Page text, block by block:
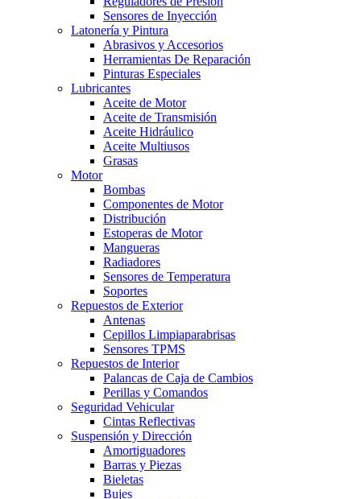
Sensores de Inyección
Latonería y Pintura
Abrasivos y Accesorios
Herramientas De Reparación
Pinturas Especiales
Lubricantes
Aceite de Motor
Aceite de Transmisión
Aceite Hidráulico
Aceite Multiusos
Grasas
Motor
Bombas
Componentes de Motor
Distribución
Estoperas de Motor
Mangueras
Radiadores
Sensores de Temperatura
Soportes
Repuestos de Exterior
Antenas
Cepillos Limpiaparabrisas
Sensores TPMS
Repuestos de Interior
Palancas de Caja de Cambios
Perillas y Comandos
Seguridad Vehicular
Cintas Reflectivas
Suspensión y Dirección
Amortiguadores
Barras y Piezas
Bieletas
Bujes